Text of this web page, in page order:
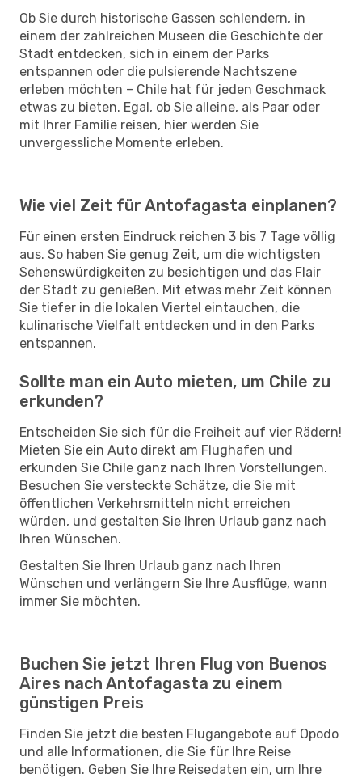
Ob Sie durch historische Gassen schlendern, in
einem der zahlreichen Museen die Geschichte der
Stadt entdecken, sich in einem der Parks
entspannen oder die pulsierende Nachtszene
erleben möchten – Chile hat für jeden Geschmack
etwas zu bieten. Egal, ob Sie alleine, als Paar oder
mit Ihrer Familie reisen, hier werden Sie
unvergessliche Momente erleben.
Wie viel Zeit für Antofagasta einplanen?
Für einen ersten Eindruck reichen 3 bis 7 Tage völlig
aus. So haben Sie genug Zeit, um die wichtigsten
Sehenswürdigkeiten zu besichtigen und das Flair
der Stadt zu genießen. Mit etwas mehr Zeit können
Sie tiefer in die lokalen Viertel eintauchen, die
kulinarische Vielfalt entdecken und in den Parks
entspannen.
Sollte man ein Auto mieten, um Chile zu
erkunden?
Entscheiden Sie sich für die Freiheit auf vier Rädern!
Mieten Sie ein Auto direkt am Flughafen und
erkunden Sie Chile ganz nach Ihren Vorstellungen.
Besuchen Sie versteckte Schätze, die Sie mit
öffentlichen Verkehrsmitteln nicht erreichen
würden, und gestalten Sie Ihren Urlaub ganz nach
Ihren Wünschen.
Gestalten Sie Ihren Urlaub ganz nach Ihren
Wünschen und verlängern Sie Ihre Ausflüge, wann
immer Sie möchten.
Buchen Sie jetzt Ihren Flug von Buenos
Aires nach Antofagasta zu einem
günstigen Preis
Finden Sie jetzt die besten Flugangebote auf Opodo
und alle Informationen, die Sie für Ihre Reise
benötigen. Geben Sie Ihre Reisedaten ein, um Ihre